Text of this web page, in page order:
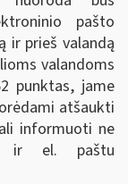
pašto
ir prieš valandą
valandoms
punktas, jame
atšaukti
informuoti ne
ir el. paštu